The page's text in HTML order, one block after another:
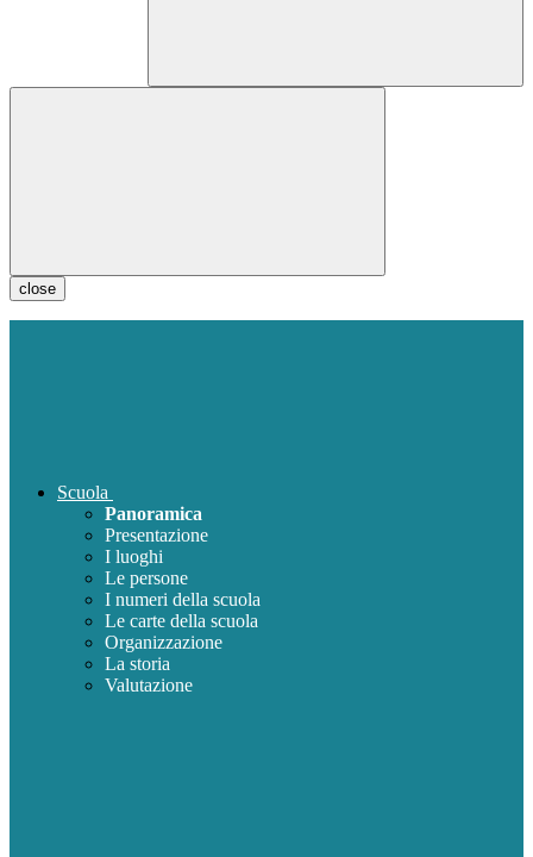
close
Scuola
Panoramica
Presentazione
I luoghi
Le persone
I numeri della scuola
Le carte della scuola
Organizzazione
La storia
Valutazione